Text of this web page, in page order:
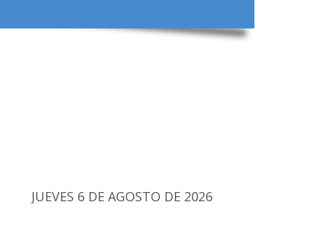
JUEVES 6 DE AGOSTO DE 2026